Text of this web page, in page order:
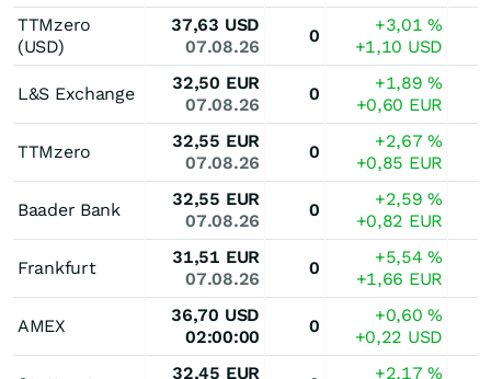
TTMzero
(USD)
37,63 USD
07.08.26
0
+3,01%
+1,10 USD
L&S Exchange
32,50 EUR
07.08.26
0
+1,89%
+0,60 EUR
TTMzero
32,55 EUR
07.08.26
0
+2,67%
+0,85 EUR
Baader Bank
32,55 EUR
07.08.26
0
+2,59%
+0,82 EUR
Frankfurt
31,51 EUR
07.08.26
0
+5,54%
+1,66 EUR
AMEX
36,70 USD
02:00:00
0
+0,60%
+0,22 USD
32,45 EUR +2,17%